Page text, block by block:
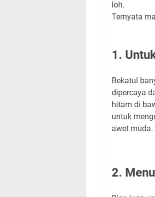
loh.
Ternyata
1.
Bekatul
dipercaya
hitam di
untuk
awet
2.